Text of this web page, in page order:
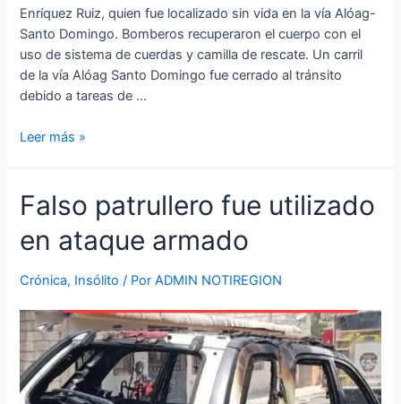
Enríquez Ruiz, quien fue localizado sin vida en la vía Alóag-
Santo Domingo. Bomberos recuperaron el cuerpo con el
uso de sistema de cuerdas y camilla de rescate. Un carril
de la vía Alóag Santo Domingo fue cerrado al tránsito
debido a tareas de …
Leer más »
Falso patrullero fue utilizado
en ataque armado
Crónica, Insólito / PorADMIN NOTIREGION
Falso
patrullero
fue
en
armado